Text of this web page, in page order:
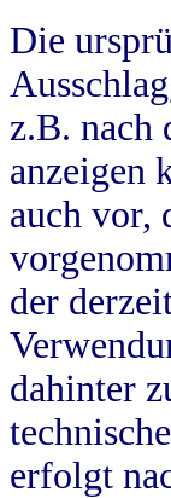
Die
z.B. nach
anzeigen
auch vor,
der
dahinter
erfolgt